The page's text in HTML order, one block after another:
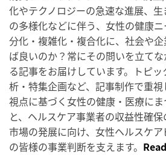
化やテクノロジーの急速な進展、
の多様化などに伴う、女性の健康
分化・複雑化・複合化に、社会や
ば良いのか？常にその問いを立て
る記事をお届けしています。トピ
析・特集企画など、記事制作で重
視点に基づく女性の健康・医療に
と、ヘルスケア事業者の収益性確
市場の発展に向け、女性ヘルスケ
の皆様の事業判断を支えます。